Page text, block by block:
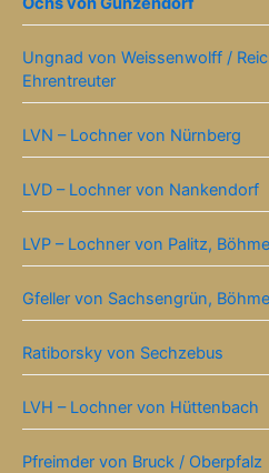
Ungnad von Weissenwolff /
Ehrentreuter
LVN – Lochner von Nürnberg
LVD – Lochner von Nankendorf
LVP – Lochner von Palitz,
Gfeller von Sachsengrün,
Ratiborsky von Sechzebus
LVH – Lochner von Hüttenbach
Pfreimder von Bruck / Oberpfalz